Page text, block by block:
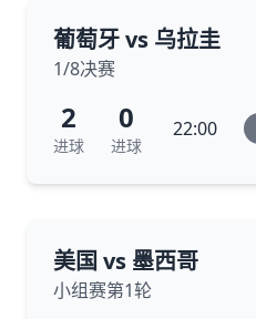
葡萄牙 vs 乌拉圭
1/8决赛
2
进球
0
进球
22:00
美国 vs 墨西哥
小组赛第1轮